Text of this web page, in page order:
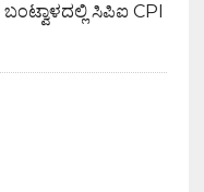
ಸಿಪಿಐ CPI